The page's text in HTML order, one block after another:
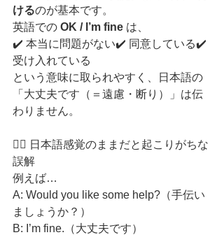
けるのが基本です。
英語での OK / I’m fine は、
✔️ 本当に問題がない✔️ 同意している✔️
受け入れている
という意味に取られやすく、日本語の
「大丈夫です（＝遠慮・断り）」は伝
わりません。
🙅‍♂️ 日本語感覚のままだと起こりがちな
誤解
例えば…
A: Would you like some help?（手伝い
ましょうか？）
B: I’m fine.（大丈夫です）